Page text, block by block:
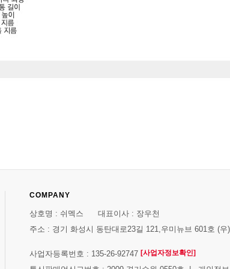
COMPANY
상호명 : 쉬멕스 대표이사 : 장우천
주소 : 경기 화성시 동탄대로23길 121,우미뉴브 601호 (우
사업자등록번호 : 135-26-92747 [사업자정보확인]